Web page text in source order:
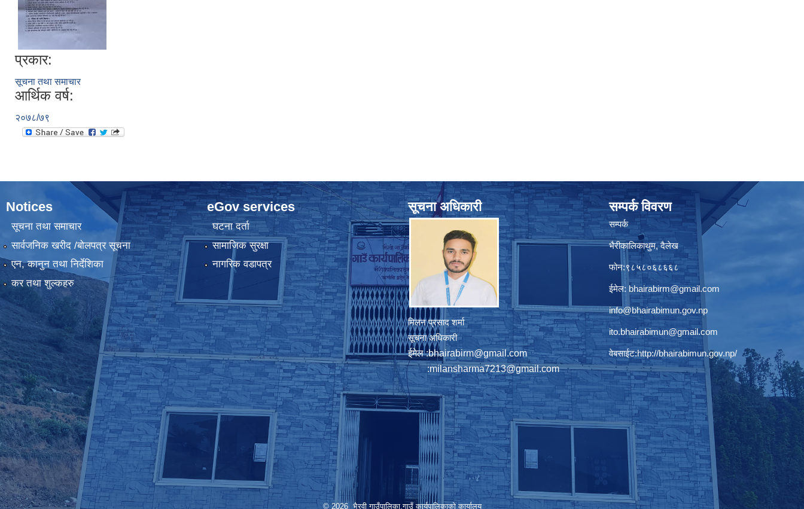
प्रकार:
सूचना तथा समाचार
आर्थिक वर्ष:
२०७८/७९
Notices
सूचना तथा समाचार
सार्वजनिक खरीद /बोलपत्र सूचना
एन, कानुन तथा निर्देशिका
कर तथा शुल्कहरु
eGov services
घटना दर्ता
सामाजिक सुरक्षा
नागरिक वडापत्र
सूचना अधिकारी
मिलन प्रसाद शर्मा
सूचना अधिकारी
ईमेल :bhairabirm@gmail.com
:milansharma7213@gmail.com
सम्पर्क विवरण
सम्पर्क
भैरीकालिकाथुम, दैलेख
फोन:९८५८०६८६६८
ईमेल: bhairabirm@gmail.com
info@bhairabimun.gov.np
ito.bhairabimun@gmail.com
वेबसाईट:http://bhairabimun.gov.np/
© 2026 भैरवी गाउँपालिका,गाउँ कार्यपालिकाको कार्यालय